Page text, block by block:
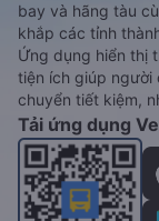
bay và hãng tàu
khắp các tỉnh
Ứng dụng hiển thị
tiện ích giúp người
chuyển tiết kiệm,
Tải ứng dụng